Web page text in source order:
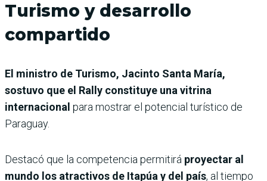
Turismo y desarrollo
compartido
El ministro de Turismo, Jacinto Santa María,
sostuvo que el Rally constituye una vitrina
internacional para mostrar el potencial turístico de
Paraguay.
Destacó que la competencia permitirá proyectar al
mundo los atractivos de Itapúa y del país, al tiempo